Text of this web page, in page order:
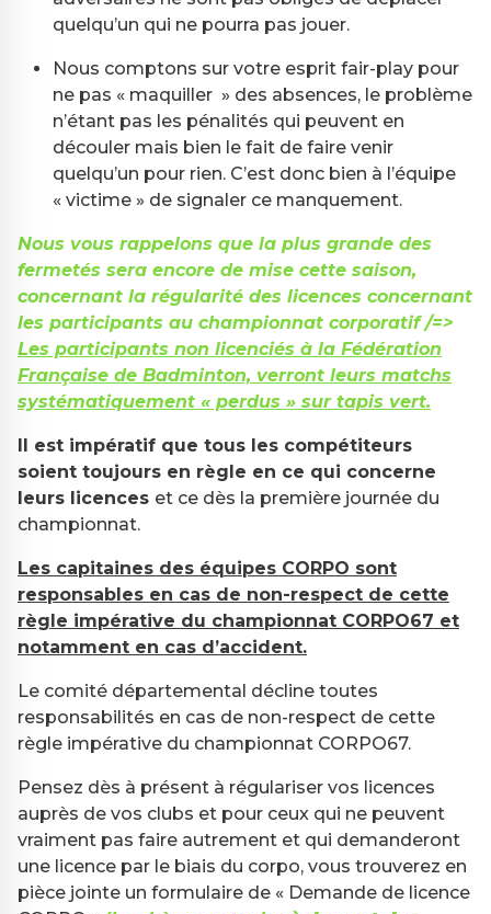
quelqu’un qui ne pourra pas jouer.
Nous comptons sur votre esprit fair-play pour
ne pas « maquiller » des absences, le problème
n’étant pas les pénalités qui peuvent en
découler mais bien le fait de faire venir
quelqu’un pour rien. C’est donc bien à l’équipe
« victime » de signaler ce manquement.
Nous vous rappelons que la plus grande des
fermetés sera encore de mise cette saison,
concernant la régularité des licences concernant
les participants au championnat corporatif /=>
Les participants non licenciés à la Fédération
Française de Badminton, verront leurs matchs
systématiquement « perdus » sur tapis vert.
Il est impératif que tous les compétiteurs
soient toujours en règle en ce qui concerne
leurs licences et ce dès la première journée du
championnat.
Les capitaines des équipes CORPO sont
responsables en cas de non-respect de cette
règle impérative du championnat CORPO67 et
notamment en cas d’accident.
Le comité départemental décline toutes
responsabilités en cas de non-respect de cette
règle impérative du championnat CORPO67.
Pensez dès à présent à régulariser vos licences
auprès de vos clubs et pour ceux qui ne peuvent
vraiment pas faire autrement et qui demanderont
une licence par le biais du corpo, vous trouverez en
pièce jointe un formulaire de « Demande de licence